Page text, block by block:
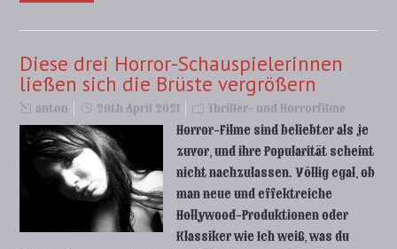
Diese drei Horror-Schauspielerinnen
ließen sich die Brüste vergrößern
anton 20th April 2021 Thriller- und Horrorfilme
Horror-Filme sind beliebter als je
zuvor, und ihre Popularität scheint
nicht nachzulassen. Völlig egal, ob
man neue und effektreiche
Hollywood-Produktionen oder
Klassiker wie Ich weiß, was du